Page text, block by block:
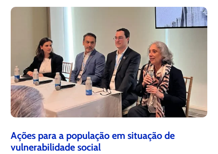
Ações para a população em situação de
vulnerabilidade social